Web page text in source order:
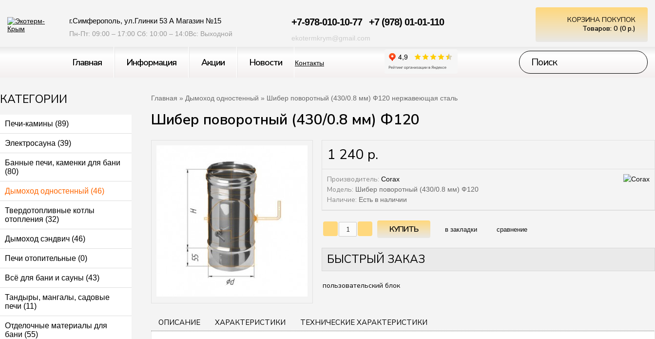
г.Симферополь, ул.Глинки 53 А Магазин №15
Пн-Пт: 09:00 – 17:00 Сб: 10:00 – 14:0Вс: Выходной
+7-978-010-10-77 +7 (978) 01-01-110
ekotermkrym@gmail.com
КОРЗИНА ПОКУПОК
Товаров: 0 (0 р.)
Главная Информация Акции Новости Контакты
КАТЕГОРИИ
Печи-камины (89)
Электросауна (39)
Банные печи, каменки для бани
(80)
Дымоход одностенный (46)
Твердотопливные котлы
отопления (32)
Дымоход сэндвич (46)
Печи отопительные (0)
Всё для бани и сауны (43)
Тандыры, мангалы, садовые
печи (11)
Отделочные материалы для
бани (55)
Главная » Дымоход одностенный » Шибер поворотный (430/0.8 мм) Ф120 нержавеющая сталь
Шибер поворотный (430/0.8 мм) Ф120
1 240 р.
Производитель: Corax
Модель: Шибер поворотный (430/0.8 мм) Ф120
Наличие: Есть в наличии
в закладки сравнение
БЫСТРЫЙ ЗАКАЗ
пользовательский блок
ОПИСАНИЕ ХАРАКТЕРИСТИКИ ТЕХНИЧЕСКИЕ ХАРАКТЕРИСТИКИ